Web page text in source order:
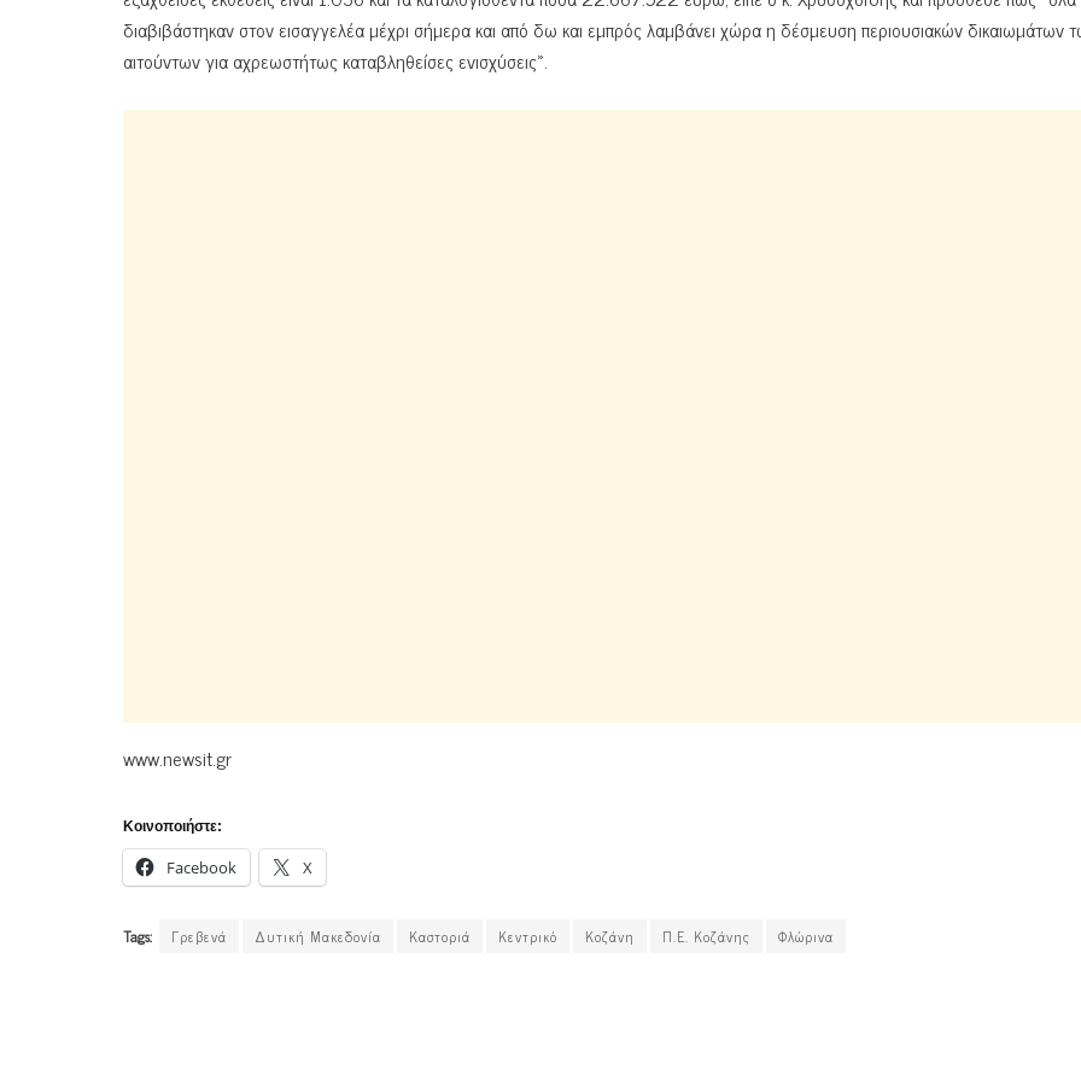
διαβιβάστηκαν στον εισαγγελέα μέχρι σήμερα και από δω και εμπρός λαμβάνει χώρα η δέσμευση περιουσιακών δικαιωμάτων
αιτούντων για αχρεωστήτως καταβληθείσες ενισχύσεις».
www.newsit.gr
Κοινοποιήστε:
Facebook X
Tags: Γρεβενά Δυτική Μακεδονία Καστοριά Κεντρικό Κοζάνη Π.Ε. Κοζάνης Φλώρινα